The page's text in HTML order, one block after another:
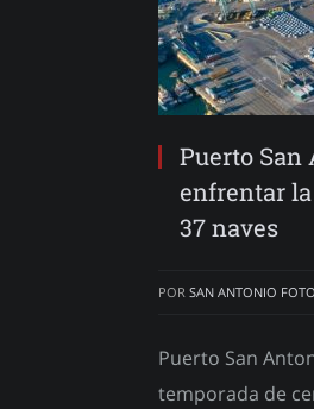
Puerto
enfrentar la
37 naves
POR SAN ANTONIO
Puerto San
temporada de